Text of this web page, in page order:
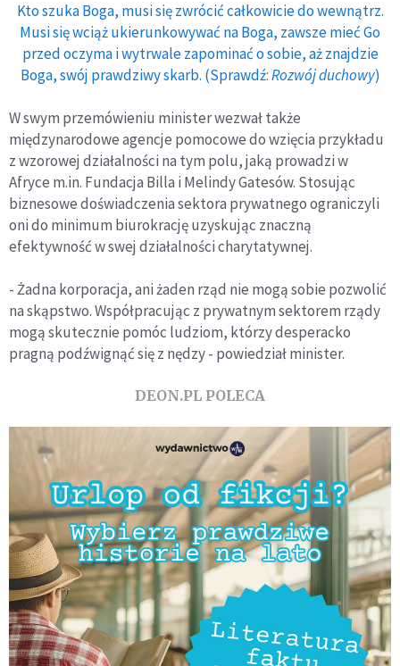
Kto szuka Boga, musi się zwrócić całkowicie do wewnątrz.
Musi się wciąż ukierunkowywać na Boga, zawsze mieć Go
przed oczyma i wytrwale zapominać o sobie, aż znajdzie
Boga, swój prawdziwy skarb. (Sprawdź:Rozwój duchowy)
W swym przemówieniu minister wezwał także
międzynarodowe agencje pomocowe do wzięcia przykładu
z wzorowej działalności na tym polu, jaką prowadzi w
Afryce m.in. Fundacja Billa i Melindy Gatesów. Stosując
biznesowe doświadczenia sektora prywatnego ograniczyli
oni do minimum biurokrację uzyskując znaczną
efektywność w swej działalności charytatywnej.
- Żadna korporacja, ani żaden rząd nie mogą sobie pozwolić
na skąpstwo. Współpracując z prywatnym sektorem rządy
mogą skutecznie pomóc ludziom, którzy desperacko
pragną podźwignąć się z nędzy - powiedział minister.
DEON.PL POLECA